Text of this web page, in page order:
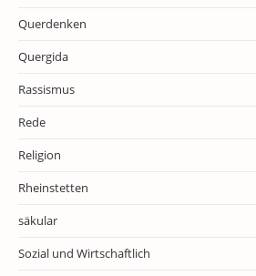
Querdenken
Quergida
Rassismus
Rede
Religion
Rheinstetten
säkular
Sozial und Wirtschaftlich